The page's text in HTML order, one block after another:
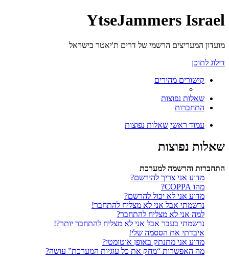
YtseJammers Israel
מועדון המעריצים הרשמי של דרים ת'יאטר בישראל
דילוג לתוכן
קישורים מהירים
שאלות נפוצות
התחברות
עמוד ראשי שאלות נפוצות
שאלות נפוצות
התחברות והרשמה למערכת
מדוע אני צריך להירשם?
מהו COPPA?
מדוע אני לא יכול להרשם?
נרשמתי אבל אני לא מצליח להתחבר!
למה אני לא מצליח להתחבר?
נרשמתי בעבר אבל אני לא מצליח להתחבר יותר?!
איבדתי את הססמה שלי!
מדוע אני מתנתק באופן אוטומטי?
מה האפשרות “מחק את כל עוגיות המערכת” עושה?